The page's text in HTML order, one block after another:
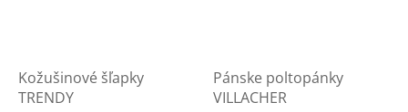
Kožušinové šľapky
TRENDY
Pánske poltopánky
VILLACHER